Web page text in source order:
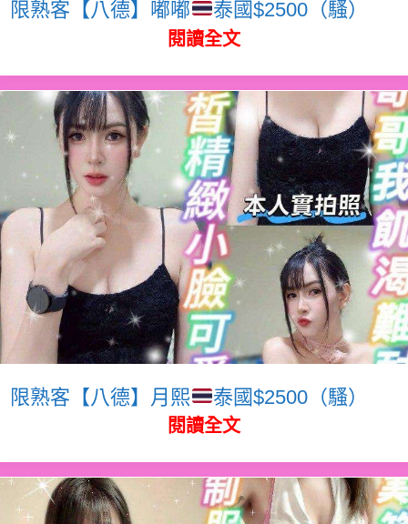
限熟客【八德】嘟嘟 泰國$2500（騷）
閱讀全文
限熟客【八德】月熙 泰國$2500（騷）
閱讀全文